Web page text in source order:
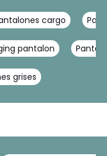
cargo
pantalon
grises